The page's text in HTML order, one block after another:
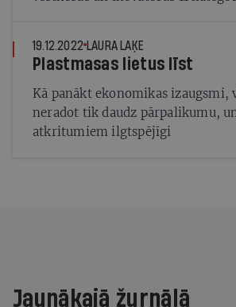
19.12.2022 LAURA LAĶE
Plastmasas lietus līst
Kā panākt ekonomikas izaugsmi,
neradot tik daudz pārpalikumu,
atkritumiem ilgtspējīgi
Jaunākajā žurnālā